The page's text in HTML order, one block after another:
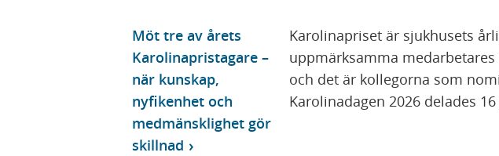
Möt tre av årets
Karolinapristagare –
när kunskap,
nyfikenhet och
medmänsklighet gör
skillnad
Karolinapriset är sjukhusets
uppmärksamma
och det är kollegorna som
Karolinadagen 2026 delades